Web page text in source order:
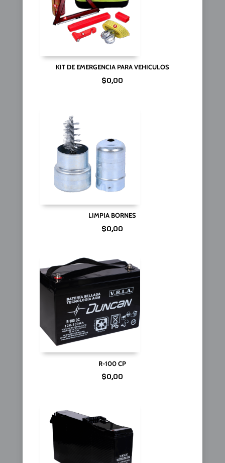
KIT DE EMERGENCIA PARA VEHICULOS
$0,00
LIMPIA BORNES
$0,00
R-100 CP
$0,00